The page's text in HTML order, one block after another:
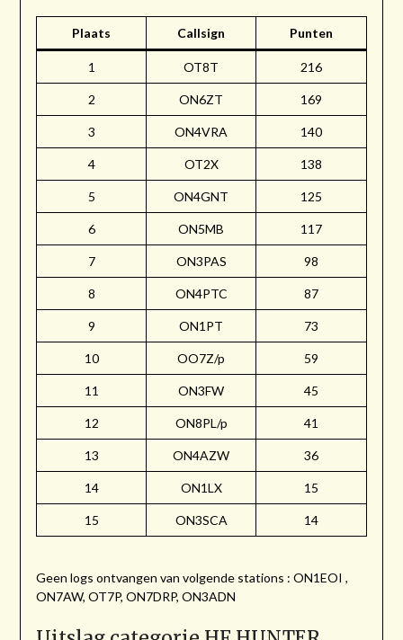
Plaats Callsign Punten
1 OT8T 216
2 ON6ZT 169
3 ON4VRA 140
4 OT2X 138
5 ON4GNT 125
6 ON5MB 117
7 ON3PAS 98
8 ON4PTC 87
9 ON1PT 73
10 OO7Z/p 59
11 ON3FW 45
12 ON8PL/p 41
13 ON4AZW 36
14 ON1LX 15
15 ON3SCA 14
Geen logs ontvangen van volgende stations : ON1EOI ,
ON7AW, OT7P, ON7DRP, ON3ADN